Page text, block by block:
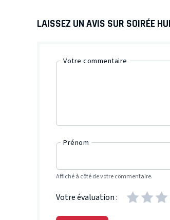
LAISSEZ UN AVIS SUR SOIRÉE
Votre commentaire
Prénom
Affiché à côté de votre commentaire.
Votre évaluation :